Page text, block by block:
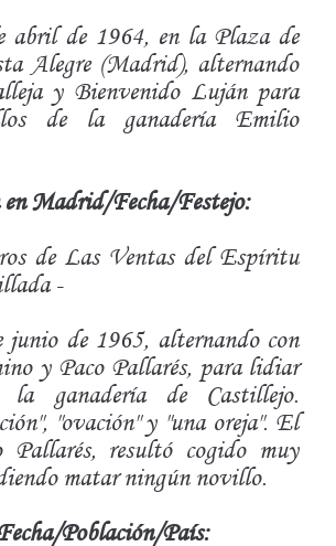
abril de 1964, en la Plaza de
Alegre (Madrid), alternando
y Bienvenido Luján para
de la ganadería Emilio
en Madrid/Fecha/Festejo:
de Las Ventas del Espíritu
-
de 1965, alternando con
y Paco Pallarés, para lidiar
ganadería de Castillejo.
"ovación" y "una oreja". El
Pallarés, resultó cogido muy
matar ningún novillo.
Población/País: